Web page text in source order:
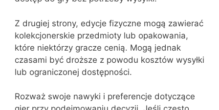
Z drugiej strony, edycje fizyczne mogą zawierać
kolekcjonerskie przedmioty lub opakowania,
które niektórzy gracze cenią. Mogą jednak
czasami być droższe z powodu kosztów wysyłki
lub ograniczonej dostępności.
Rozważ swoje nawyki i preferencje dotyczące